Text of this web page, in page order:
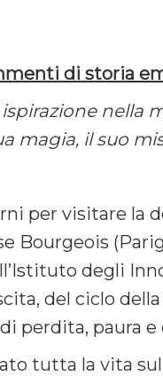
di storia
nella
magia, il suo
per visitare la
Bourgeois
degli
del ciclo
perdita, paura e
tutta la vita